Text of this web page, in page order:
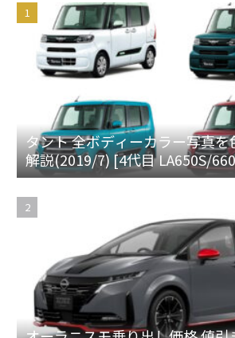
タント 全ボディーカラー写真を
解説(2019/7) [4代目 LA650S/